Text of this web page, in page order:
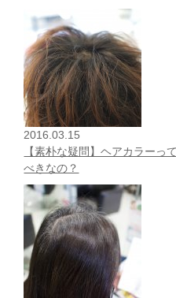
2016.03.15
【素朴な疑問】ヘアカラーっ
べきなの？